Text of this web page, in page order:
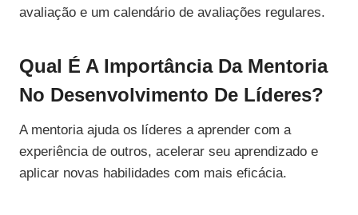
avaliação e um calendário de avaliações regulares.
Qual É A Importância Da Mentoria
No Desenvolvimento De Líderes?
A mentoria ajuda os líderes a aprender com a
experiência de outros, acelerar seu aprendizado e
aplicar novas habilidades com mais eficácia.